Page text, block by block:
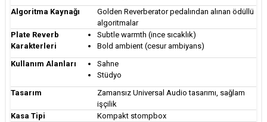
Algoritma Kaynağı
Golden Reverberator pedalından alınan ödüllü
algoritmalar
Plate Reverb
Karakterleri
Subtle warmth (ince sıcaklık)
Bold ambient (cesur ambiyans)
Kullanım Alanları
Sahne
Stüdyo
Tasarım
Zamansız Universal Audio tasarımı, sağlam
işçilik
Kasa Tipi
Kompakt stompbox